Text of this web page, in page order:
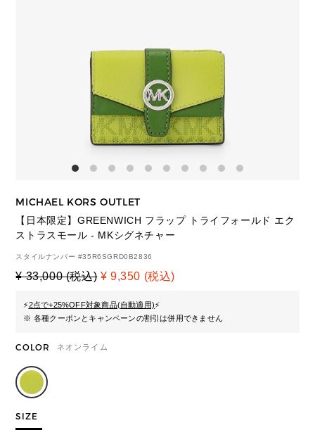
MICHAEL KORS OUTLET
【日本限定】GREENWICH フラップ トライフォールド エク
ストラスモール - MKシグネチャー
スタイルナンバー #35R6SGRD0B2836
¥ 33,000 (税込) ¥ 9,350 (税込)
⚡2点で+25%OFF対象商品(自動適用)⚡
※ 各種クーポンとキャンペーンの割引は併用できません
COLOR ネオンライム
SIZE